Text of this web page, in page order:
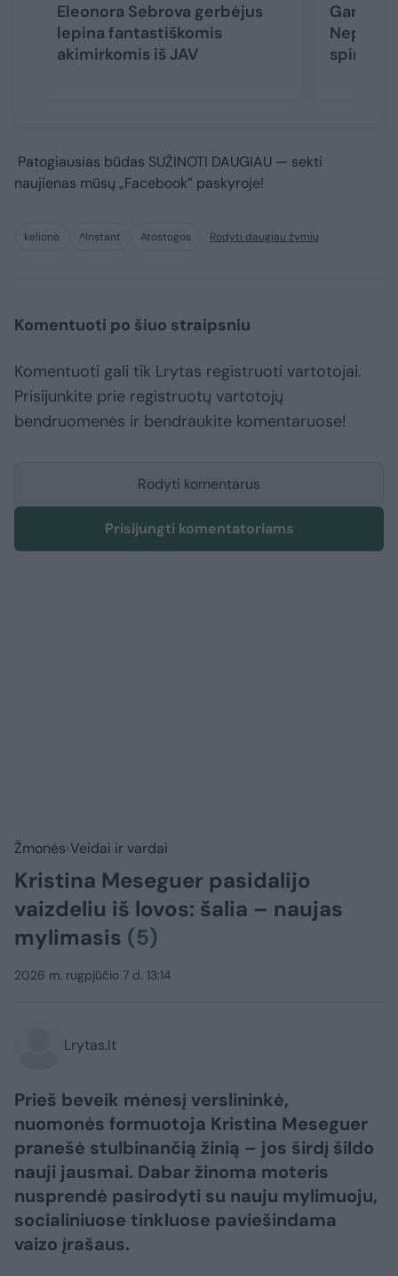
Eleonora Sebrova gerbėjus
lepina fantastiškomis
akimirkomis iš JAV
Garbūs
Patogiausias būdas SUŽINOTI DAUGIAU — sekti
naujienas mūsų „Facebook” paskyroje!
kelionė ^Instant Atostogos Rodyti daugiau žymių
Komentuoti po šiuo straipsniu
Komentuoti gali tik Lrytas registruoti vartotojai.
Prisijunkite prie registruotų vartotojų
bendruomenės ir bendraukite komentaruose!
Rodyti komentarus
Prisijungti komentatoriams
Žmonės Veidai ir vardai
Kristina Meseguer pasidalijo
vaizdeliu iš lovos: šalia – naujas
mylimasis (5)
2026 m. rugpjūčio 7 d. 13:14
Lrytas.lt
Prieš beveik mėnesį verslininkė,
nuomonės formuotoja Kristina Meseguer
pranešė stulbinančią žinią – jos širdį šildo
nauji jausmai. Dabar žinoma moteris
nusprendė pasirodyti su nauju mylimuoju,
socialiniuose tinkluose paviešindama
vaizo įrašaus.